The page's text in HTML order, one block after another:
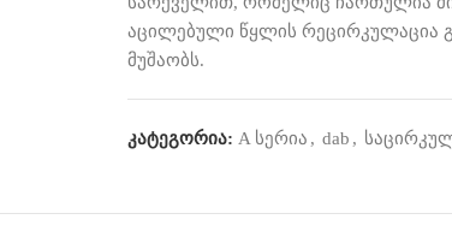
აცილებული წყლის რეცირკულაცია
მუშაობს.
კატეგორია: A სერია , dab ,